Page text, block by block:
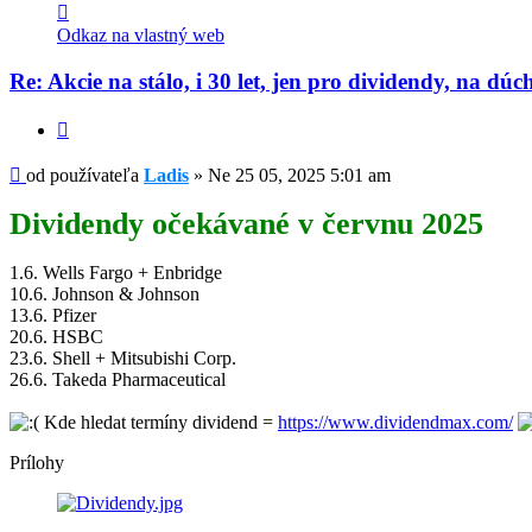
informácie
používateľa
-
Ladis
Odkaz na vlastný web
Re: Akcie na stálo, i 30 let, jen pro dividendy, na
Príspevok
od používateľa Ladis » Ne 25 05, 2025 5:01 am
Dividendy očekávané v červnu 2025
1.6. Wells Fargo + Enbridge
10.6. Johnson & Johnson
13.6. Pfizer
20.6. HSBC
23.6. Shell + Mitsubishi Corp.
26.6. Takeda Pharmaceutical
Kde hledat termíny dividend = https://www.dividendmax.com/
Prílohy